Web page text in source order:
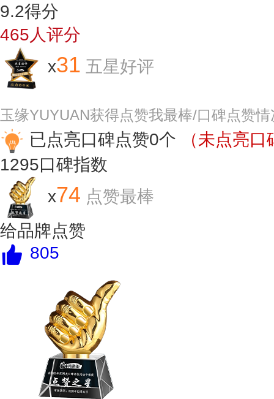
9.2得分
465人评分
x31 五星好评
玉缘YUYUAN获得点赞我最棒/口碑点赞情
已点亮口碑点赞0个
（未点亮
1295口碑指数
x74 点赞最棒
给品牌点赞
805